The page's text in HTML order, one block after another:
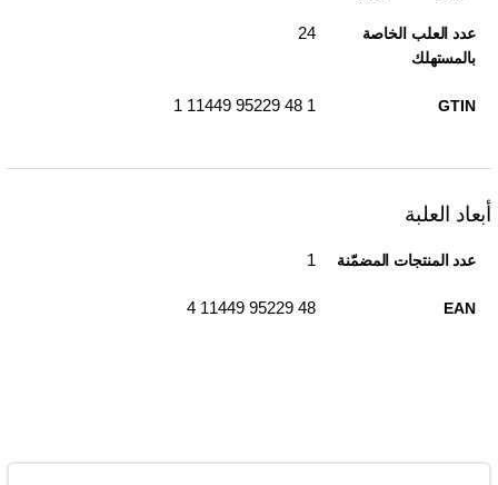
عدد العلب الخاصة
بالمستهلك
24
GTIN
1 48 95229 11449 1
أبعاد العلبة
عدد المنتجات المضمّنة 1
EAN
48 95229 11449 4